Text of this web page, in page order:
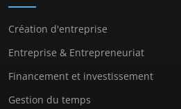
Création d'entreprise
Entreprise & Entrepreneuriat
Financement et investissement
Gestion du temps